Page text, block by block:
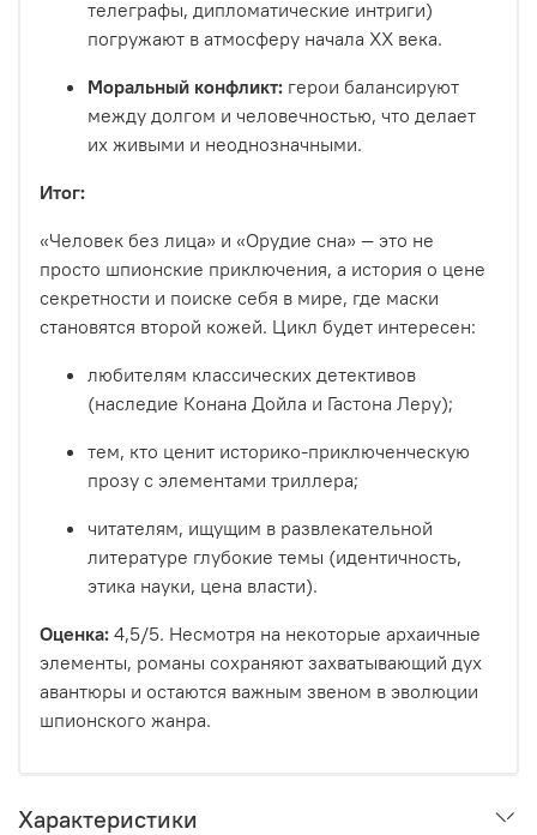
телеграфы, дипломатические интриги)
погружают в атмосферу начала XX века.
Моральный конфликт: герои балансируют
между долгом и человечностью, что делает
их живыми и неоднозначными.
Итог:
«Человек без лица» и «Орудие сна» — это не
просто шпионские приключения, а история о цене
секретности и поиске себя в мире, где маски
становятся второй кожей. Цикл будет интересен:
любителям классических детективов
(наследие Конана Дойла и Гастона Леру);
тем, кто ценит историко-приключенческую
прозу с элементами триллера;
читателям, ищущим в развлекательной
литературе глубокие темы (идентичность,
этика науки, цена власти).
Оценка: 4,5/5. Несмотря на некоторые архаичные
элементы, романы сохраняют захватывающий дух
авантюры и остаются важным звеном в эволюции
шпионского жанра.
Характеристики